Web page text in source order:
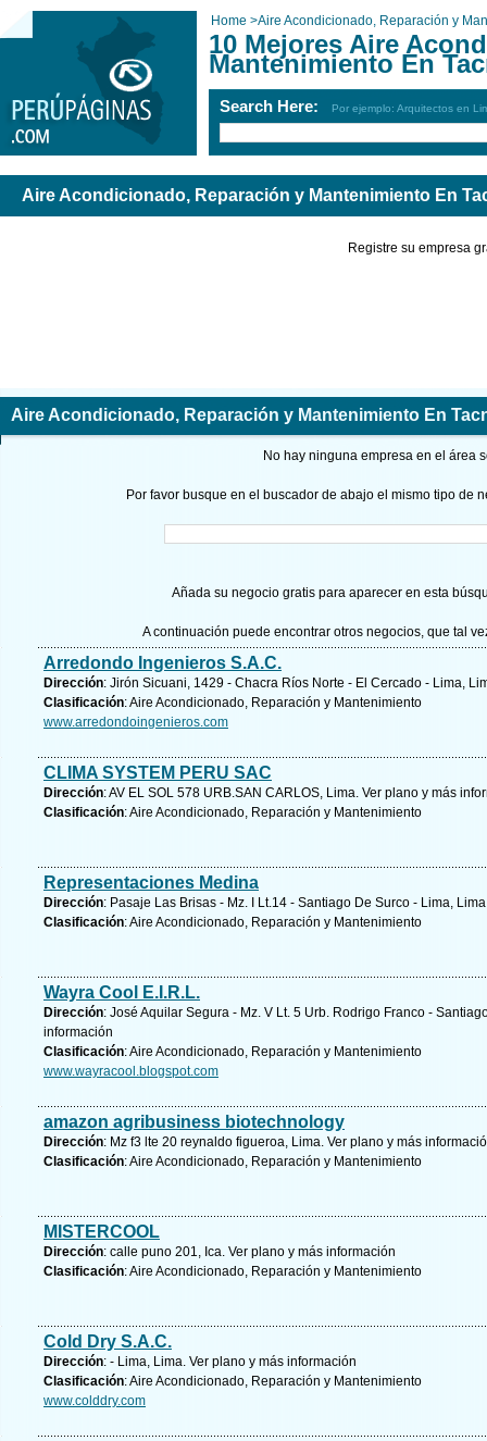
Home >Aire Acondicionado, Reparación y
10 Mejores Aire
Mantenimiento En
Search Here: Por ejemplo: Arquitectos en
Aire Acondicionado, Reparación y Mantenimiento En
Registre su empresa
Aire Acondicionado, Reparación y Mantenimiento En
No hay ninguna empresa en el área
Por favor busque en el buscador de abajo el mismo tipo de
Añada su negocio gratis para aparecer en esta
A continuación puede encontrar otros negocios, que tal
Arredondo Ingenieros S.A.C.
Dirección: Jirón Sicuani, 1429 - Chacra Ríos Norte - El Cercado - Lima,
Clasificación: Aire Acondicionado, Reparación y Mantenimiento
www.arredondoingenieros.com
CLIMA SYSTEM PERU SAC
Dirección: AV EL SOL 578 URB.SAN CARLOS, Lima. Ver plano y más
Clasificación: Aire Acondicionado, Reparación y Mantenimiento
Representaciones Medina
Dirección: Pasaje Las Brisas - Mz. I Lt.14 - Santiago De Surco - Lima,
Clasificación: Aire Acondicionado, Reparación y Mantenimiento
Wayra Cool E.I.R.L.
Dirección: José Aquilar Segura - Mz. V Lt. 5 Urb. Rodrigo Franco -
información
Clasificación: Aire Acondicionado, Reparación y Mantenimiento
www.wayracool.blogspot.com
amazon agribusiness biotechnology
Dirección: Mz f3 lte 20 reynaldo figueroa, Lima. Ver plano y más
Clasificación: Aire Acondicionado, Reparación y Mantenimiento
MISTERCOOL
Dirección: calle puno 201, Ica. Ver plano y más información
Clasificación: Aire Acondicionado, Reparación y Mantenimiento
Cold Dry S.A.C.
Dirección: - Lima, Lima. Ver plano y más información
Clasificación: Aire Acondicionado, Reparación y Mantenimiento
www.colddry.com